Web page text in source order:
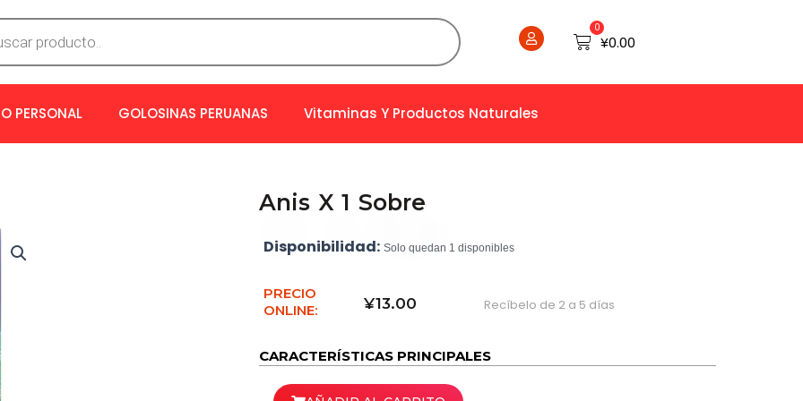
¥0.00
0
Cart
PERSONAL GOLOSINAS PERUANAS Vitaminas Y Productos Naturales
Anis X 1 Sobre
Disponibilidad: Solo quedan 1 disponibles
PRECIO
ONLINE:
¥13.00 Recíbelo de 2 a 5 días
CARACTERÍSTICAS PRINCIPALES